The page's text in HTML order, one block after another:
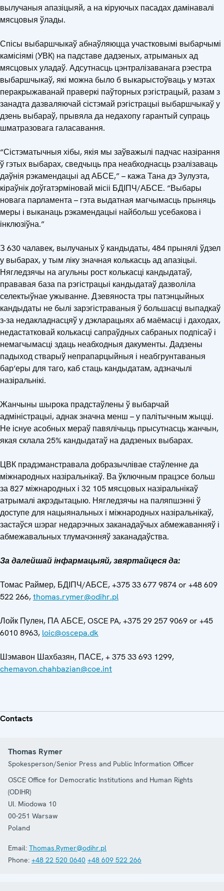
вылучаныя апазіцыяй, а на кіруючых пасадах дамінавалі
мясцовыя ўлады.
Спісы выбаршчыкаў абнаўляюцца участковымі выбарчымі
камісіямі (УВК) на падставе дадзеных, атрыманых ад
мясцовых уладаў. Адсутнасць цэнтралізаванага рэестра
выбаршчыкаў, які можна было б выкарыстоўваць у мэтах
перакрыжаванай праверкі паўторных рэгістрацый, разам з
занадта дазваляючай сістэмай рэгістрацыі выбаршчыкаў у
дзень выбараў, прывяла да недахопу гарантый супраць
шматразовага галасавання.
“Сістэматычныя хібы, якія мы заўважылі падчас назірання
ў гэтых выбарах, сведчыць пра неабходнасць рэалізаваць
даўнія рэкамендацыі ад АБСЕ,” – кажа Тана дэ Зулуэта,
кіраўнік доўгатэрміновай місіі БДІПЧ/АБСЕ. “Выбары
новага парламента – гэта выдатная магчымасць прыняць
меры і выканаць рэкамендацыі найбольш усебакова і
інклюзіўна.”
З 630 чалавек, вылучаных ў кандыдаты, 484 прынялі ўдзел
у выбарах, у тым ліку значная колькасць ад апазіцыі.
Нягледзячы на агульны рост колькасці кандыдатаў,
прававая база па рэгістрацыі кандыдатаў дазволіла
селектыўнае ужыванне. Дзевяноста тры патэнцыйных
кандыдаты не былі зарэгістраваныя ў большасці выпадкаў
з-за недакладнасцяў у дэкларацыях аб маёмасці і даходах,
недастатковай колькасці сапраўдных сабраных подпісаў і
немагчымасці здаць неабходныя дакументы. Дадзены
падыход стварыў непрапарцыйныя і неабгрунтаваныя
бар’еры для таго, каб стаць кандыдатам, адзначылі
назіральнікі.
Жанчыны шырока прадстаўлены ў выбарчай
адміністрацыі, аднак значна менш – у палітычным жыцці.
Не існуе асобных мераў павялічыць прысутнасць жанчын,
якая склала 25% кандыдатаў на дадзеных выбарах.
ЦВК прадэманстравала добразычлівае стаўленне да
міжнародных назіральнікаў. Ва ўключным працэсе больш
за 827 міжнародных і 32 105 мясцовых назіральнікаў
атрымалі акрэдытацыю. Нягледзячы на паляпшэнні ў
доступе для нацыянальных і міжнародных назіральнікаў,
застаўся шэраг недарэчных заканадаўчых абмежаванняў і
абмежавальных тлумачэнняў заканадаўства.
За далейшай інфармацыяй, звяртайцеся да:
Томас Раймер, БДІПЧ/АБСЕ, +375 33 677 9874 or +48 609
522 266,thomas.rymer@odihr.pl
Лойк Пулен, ПА АБСЕ, OSCE PA, +375 29 257 9069 or +45
6010 8963, loic@oscepa.dk
Шэмавон Шахбазян, ПАСЕ, + 375 33 693 1299,
chemavon.chahbazian@coe.int
Contacts
Thomas Rymer
Spokesperson/Senior Press and Public Information Officer
OSCE Office for Democratic Institutions and Human Rights
(ODIHR)
Ul. Miodowa 10
00-251 Warsaw
Poland
Email: Thomas.Rymer@odihr.pl
Phone: +48 22 520 0640 +48 609 522 266